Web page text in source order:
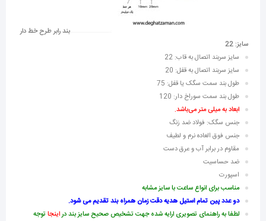
بند رابر طرح خط دار
سایز: 22
سایز سربند اتصال به قاب: 22
سایز سربند اتصال به قفل: 20
طول بند سمت سگک یا قفل: 75
طول بند سمت سوراخ دار: 120
ابعاد به میلی متر می‌باشد.
جنس سگک: فولاد ضد زنگ
جنس فوق العاده نرم و لطیف
مقاوم در برابر آب و عرق دست
ضد حساسیت
اسپورت
مناسب برای انواع ساعت با سایز مشابه
دو عدد پین تمام استیل هدیه دقت زمان همراه بند تقدیم می شود.
لطفا به راهنمای تصویری ارایه شده جهت تشخیص صحیح سایز بند دراینجا توجه